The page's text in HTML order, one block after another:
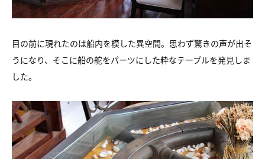
目の前に現れたのは船内を模した異空間。思わず驚きの声が出そ
うになり、そこに船の舵をパーツにした粋なテーブルを発見しま
した。